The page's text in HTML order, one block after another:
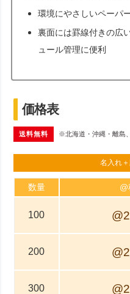
環境にやさしいペーパ
裏面には罫線付きの広
ュール管理に便利
価格表
送料無料 ※北海道・沖縄・離島
名入れ
数量
100
200
300